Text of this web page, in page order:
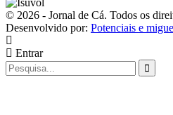
© 2026 - Jornal de Cá. Todos os
Desenvolvido por: Potenciais e
Entrar